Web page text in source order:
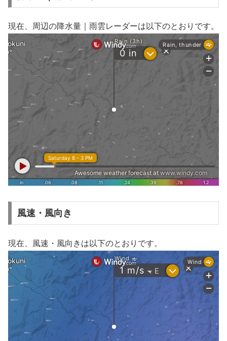
現在、周辺の降水量｜雨雲レーダーは以下のとおりです。
風速・風向き
現在、風速・風向きは以下のとおりです。